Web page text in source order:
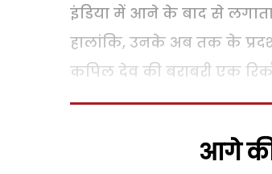
इंडिया में आने के बाद से
हालांकि, उनके अब तक के
कपिल देव की बराबरी एक
आगे की